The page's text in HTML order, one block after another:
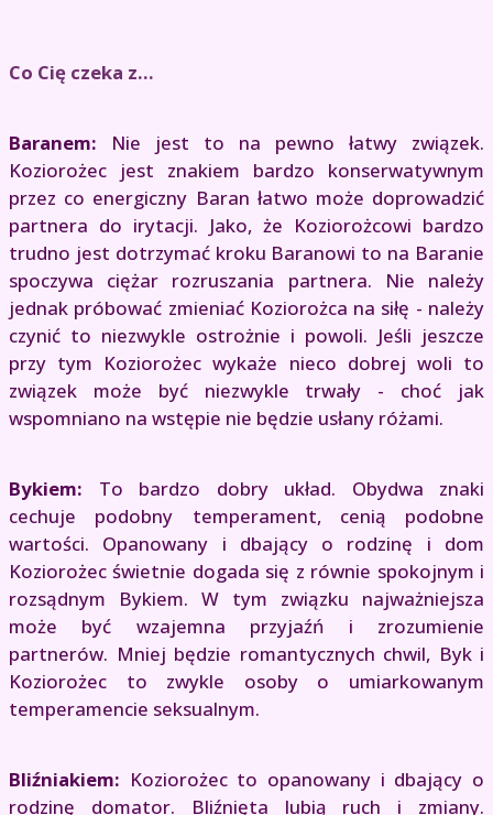
Co Cię czeka z...
Baranem: Nie jest to na pewno łatwy związek.
Koziorożec jest znakiem bardzo konserwatywnym
przez co energiczny Baran łatwo może doprowadzić
partnera do irytacji. Jako, że Koziorożcowi bardzo
trudno jest dotrzymać kroku Baranowi to na Baranie
spoczywa ciężar rozruszania partnera. Nie należy
jednak próbować zmieniać Koziorożca na siłę - należy
czynić to niezwykle ostrożnie i powoli. Jeśli jeszcze
przy tym Koziorożec wykaże nieco dobrej woli to
związek może być niezwykle trwały - choć jak
wspomniano na wstępie nie będzie usłany różami.
Bykiem: To bardzo dobry układ. Obydwa znaki
cechuje podobny temperament, cenią podobne
wartości. Opanowany i dbający o rodzinę i dom
Koziorożec świetnie dogada się z równie spokojnym i
rozsądnym Bykiem. W tym związku najważniejsza
może być wzajemna przyjaźń i zrozumienie
partnerów. Mniej będzie romantycznych chwil, Byk i
Koziorożec to zwykle osoby o umiarkowanym
temperamencie seksualnym.
Bliźniakiem: Koziorożec to opanowany i dbający o
rodzinę domator. Bliźnięta lubią ruch i zmiany.